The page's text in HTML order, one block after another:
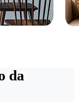
da